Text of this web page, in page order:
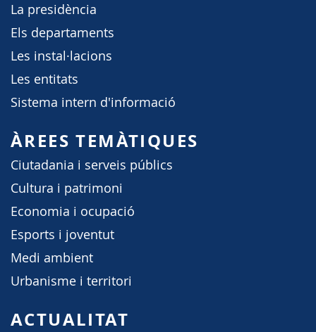
La presidència
Els departaments
Les instal·lacions
Les entitats
Sistema intern d'informació
ÀREES TEMÀTIQUES
Ciutadania i serveis públics
Cultura i patrimoni
Economia i ocupació
Esports i joventut
Medi ambient
Urbanisme i territori
ACTUALITAT